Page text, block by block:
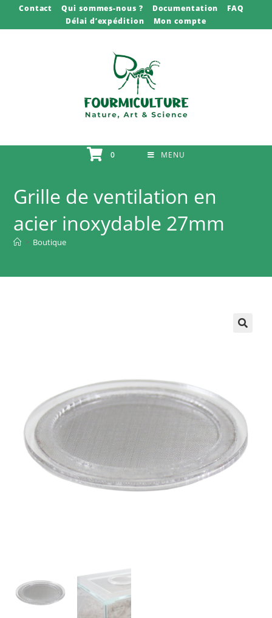
Contact Qui sommes-nous ? Documentation
FAQ
Délai d’expédition
Mon compte
0 MENU
Grille de ventilation en
acier inoxydable 27mm
> Boutique